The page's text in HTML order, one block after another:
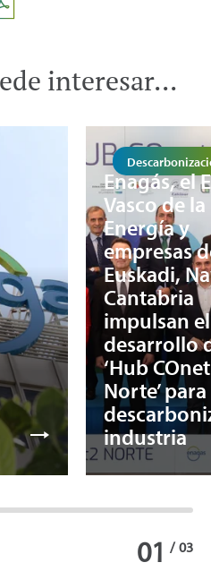
interesar...
Enagás, el
Vasco de la
Energía y
empresas
Euskadi,
Cantabria
impulsan el
desarrollo
‘Hub
Norte’ para
industria
01 / 03